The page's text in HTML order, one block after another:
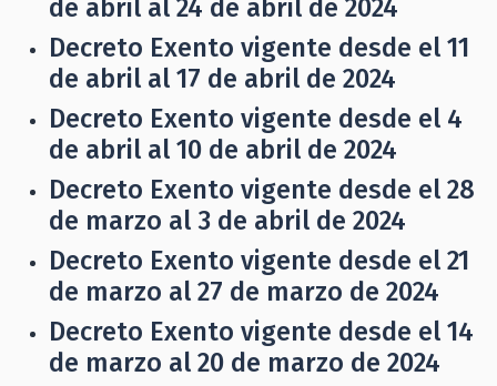
de abril al 24 de abril de 2024
Decreto Exento vigente desde el 11
de abril al 17 de abril de 2024
Decreto Exento vigente desde el 4
de abril al 10 de abril de 2024
Decreto Exento vigente desde el 28
de marzo al 3 de abril de 2024
Decreto Exento vigente desde el 21
de marzo al 27 de marzo de 2024
Decreto Exento vigente desde el 14
de marzo al 20 de marzo de 2024